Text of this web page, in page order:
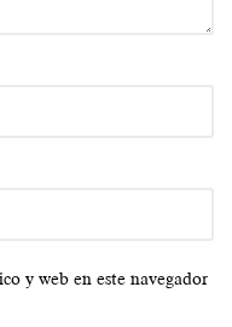
y web en este navegador